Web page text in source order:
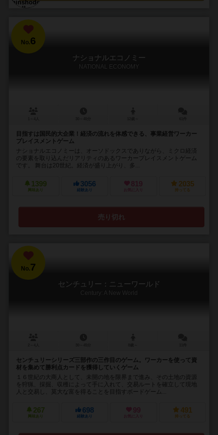
No.6
ナショナルエコノミー
NATIONAL ECONOMY
目指すは国民的大企業！経済の流れを体感できる、事業経営ワーカー
プレイスメントゲーム
ナショナルエコノミーは、オーソドックスでありながら、ミクロ経済
の要素を取り込んだリアリティのあるワーカープレイスメントゲーム
です。 舞台は20世紀。経済が盛り上がり、多...
1399
興味あり
3056
経験あり
819
お気に入り
2035
持ってる
売り切れ
No.7
センチュリー：ニューワールド
Century: A New World
センチュリーシリーズ三部作の三作目のゲーム。ワーカーを使って資
材を集めて勝利点カードを獲得していくゲーム
１６世紀の大商人として、未開の地を限界まで進み、その土地の資源
を狩猟、採掘、収穫によって手に入れて、交易ルートを確立して現地
人と交易し、莫大な富を得ることを目指すボードゲーム...
267
興味あり
698
経験あり
99
お気に入り
491
持ってる